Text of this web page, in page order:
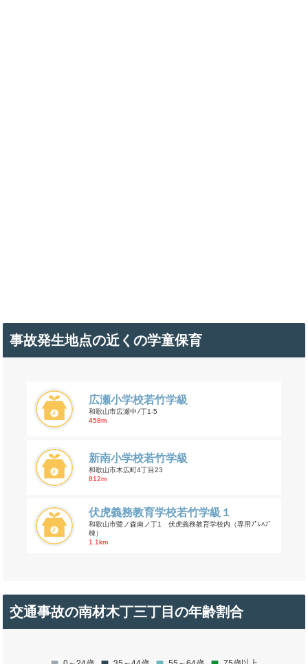
事故発生地点の近くの学童保育
広瀬小学校若竹学級
和歌山市広瀬中ﾉ丁1-5
458m
新南小学校若竹学級
和歌山市木広町4丁目23
812m
伏虎義務教育学校若竹学級１
和歌山市鷺ノ森南ノ丁1 伏虎義務教育学校内（専用ﾌﾟﾚﾊﾌﾞ
棟）
1.1km
交通事故の南材木丁三丁目の年齢割合